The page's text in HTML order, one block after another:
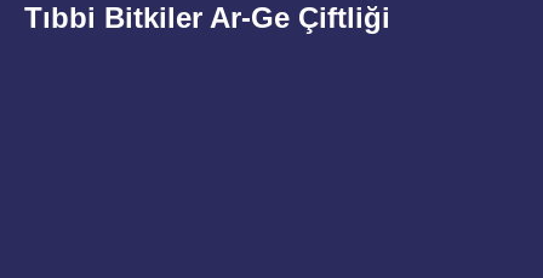
Tıbbi Bitkiler Ar-Ge Çiftliği